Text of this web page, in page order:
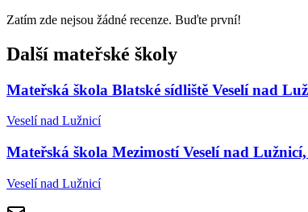
Zatím zde nejsou žádné recenze. Buďte první!
Další mateřské školy
Mateřská škola Blatské sídliště Veselí nad
Veselí nad Lužnicí
Mateřská škola Mezimostí Veselí nad
Veselí nad Lužnicí